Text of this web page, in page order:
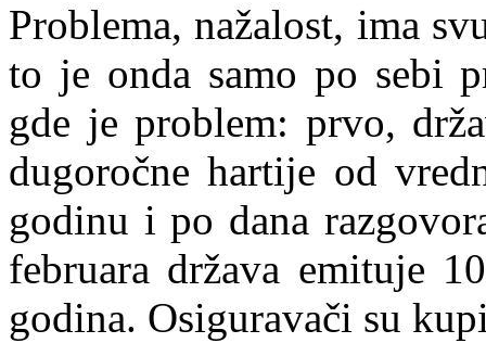
Problema, nažalost, ima
to je onda samo po sebi
gde je problem: prvo,
dugoročne hartije od
godinu i po dana
februara država emituje
godina. Osiguravači su